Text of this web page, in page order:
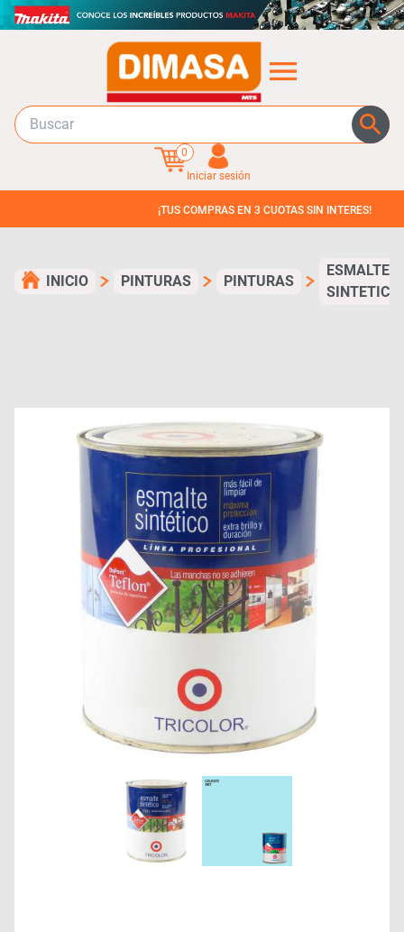
0
Iniciar sesión
¡TUS COMPRAS EN 3 CUOTAS SIN INTERES!
INICIO PINTURAS PINTURAS
ESMALTE
SINTETICO